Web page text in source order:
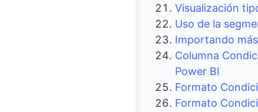
Visualización
Uso de la
Importando
Columna
Power BI
Formato
Formato